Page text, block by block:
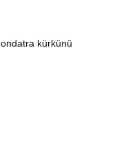
ondatra kürkünü